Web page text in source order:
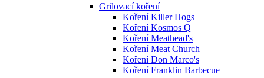
Grilovací koření
Koření Killer Hogs
Koření Kosmos Q
Koření Meathead's
Koření Meat Church
Koření Don Marco's
Koření Franklin Barbecue